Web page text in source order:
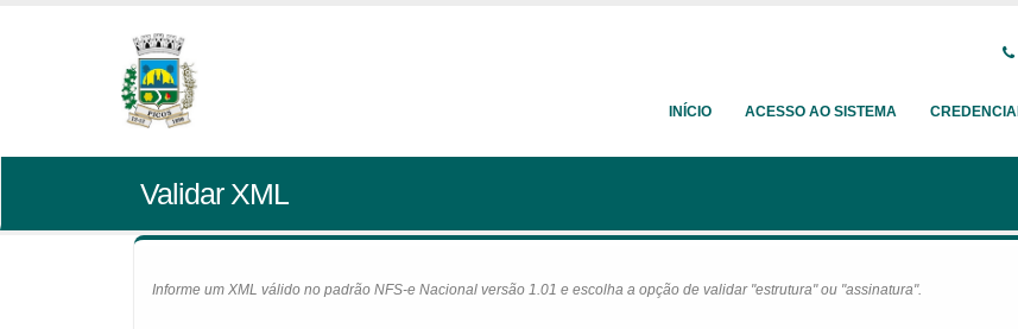
INÍCIO ACESSO AO SISTEMA
Validar XML
Informe um XML válido no padrão NFS-e Nacional versão 1.01 e escolha a opção de validar "estrutura" ou "assinatura".